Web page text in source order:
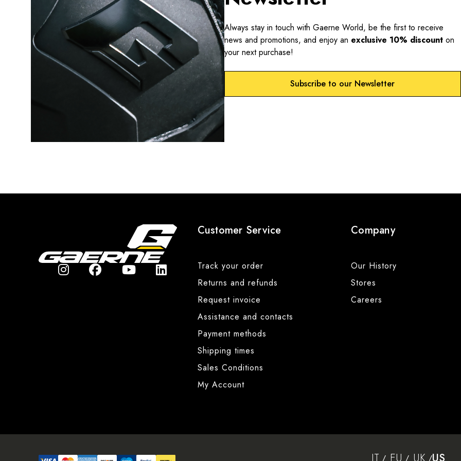
Always stay in touch with Gaerne World, be the first to receive
news and promotions, and enjoy an exclusive 10% discount on
your next purchase!
Subscribe to our Newsletter
Customer Service
Track your order
Returns and refunds
Request invoice
Assistance and contacts
Payment methods
Shipping times
Sales Conditions
My Account
Company
Our History
Stores
Careers